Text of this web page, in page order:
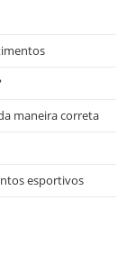
maneira correta
esportivos